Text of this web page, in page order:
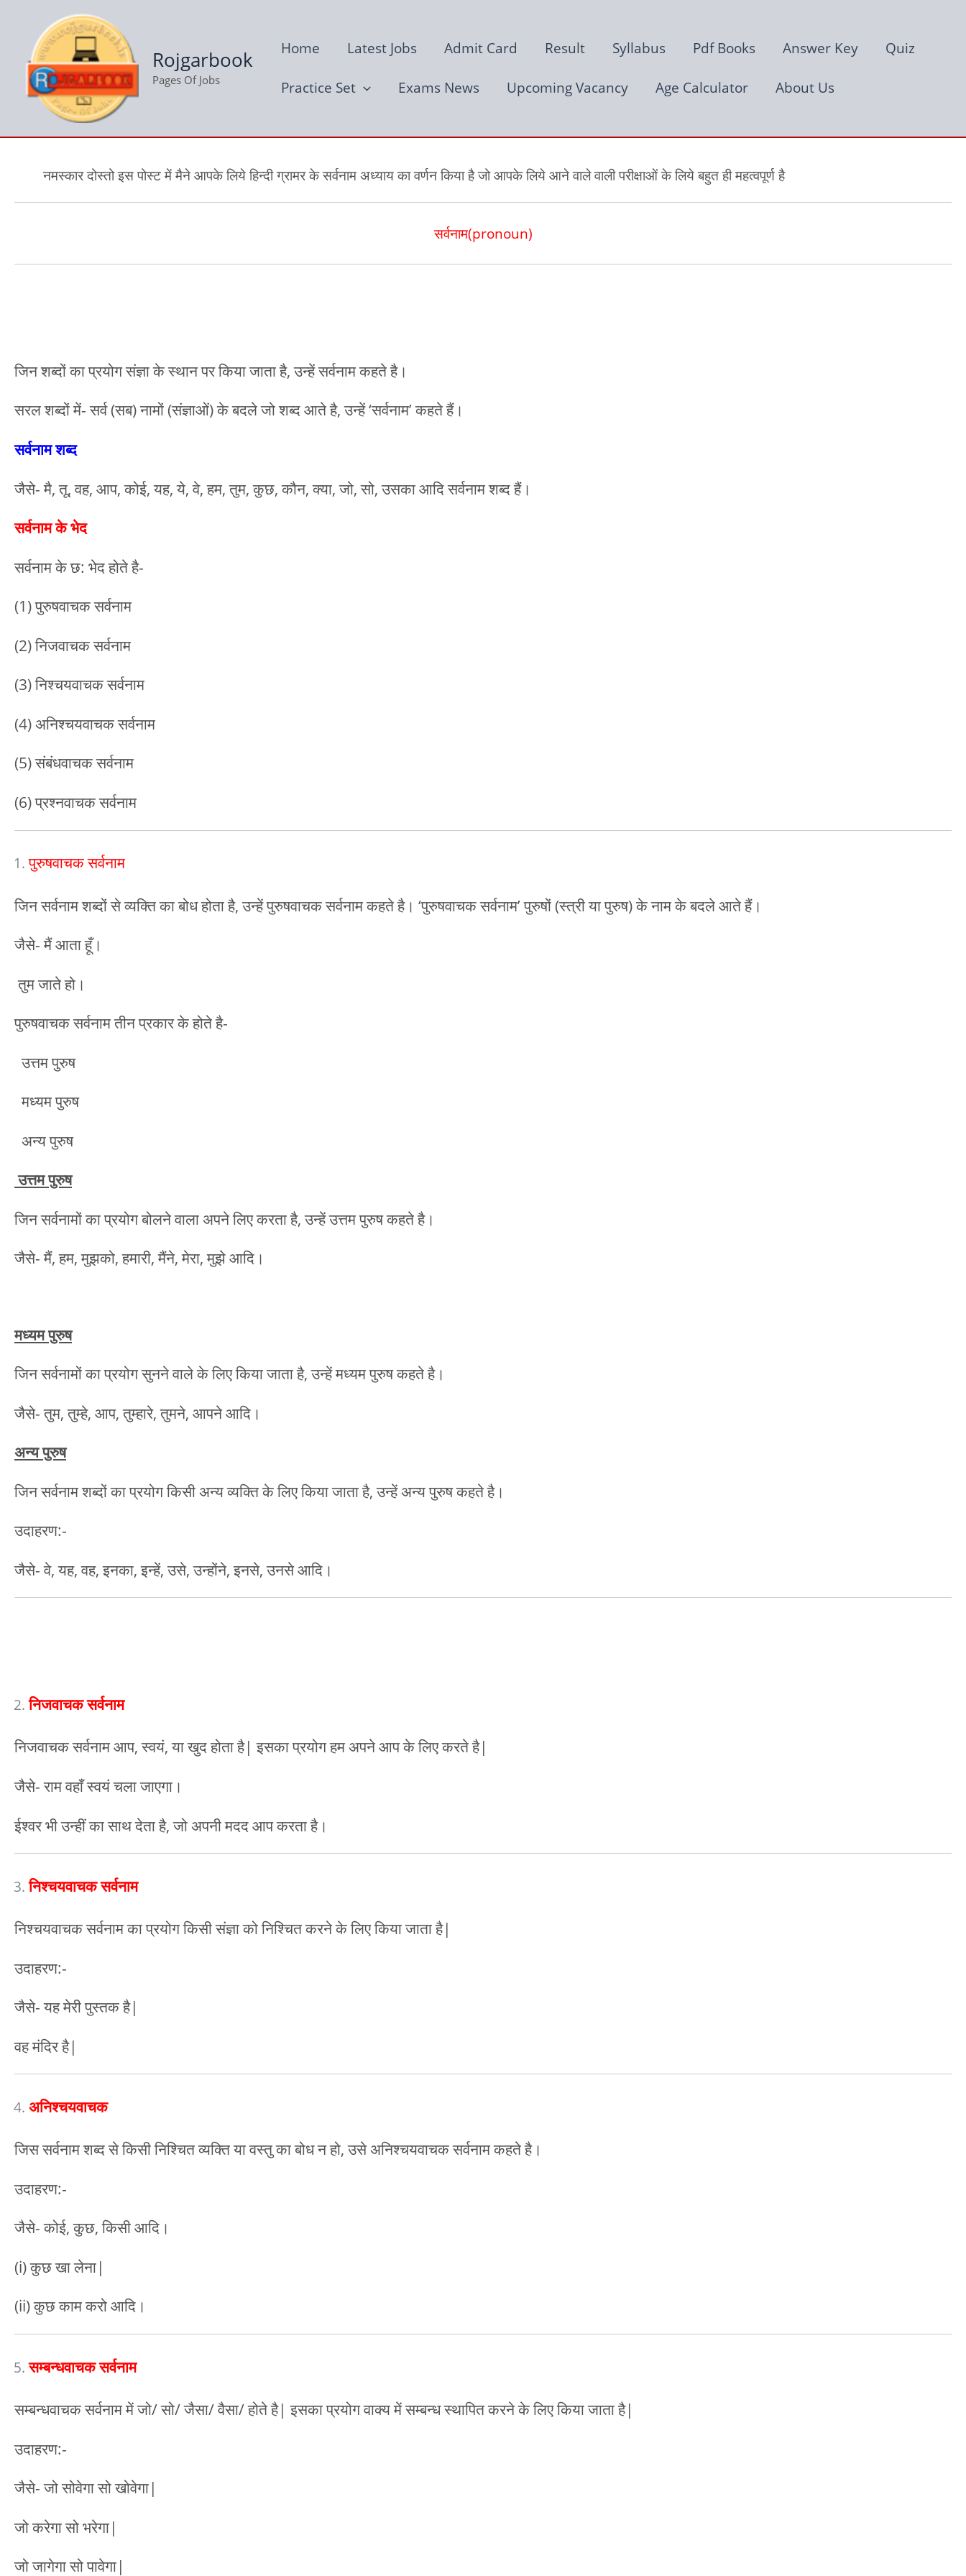
content
Rojgarbook
Pages Of Jobs
Home Latest Jobs Admit Card Result Syllabus Pdf Books Answer Key Quiz
Practice Set Exams News Upcoming Vacancy Age Calculator About Us
नमस्कार दोस्तो इस पोस्ट में मैने आपके लिये हिन्दी ग्रामर के सर्वनाम अध्याय का वर्णन किया है जो आपके लिये आने वाले वाली परीक्षाओं के लिये बहुत ही महत्वपूर्ण है
सर्वनाम(pronoun)
जिन शब्दों का प्रयोग संज्ञा के स्थान पर किया जाता है, उन्हें सर्वनाम कहते है।
सरल शब्दों में- सर्व (सब) नामों (संज्ञाओं) के बदले जो शब्द आते है, उन्हें ‘सर्वनाम’ कहते हैं।
सर्वनाम शब्द
जैसे- मै, तू, वह, आप, कोई, यह, ये, वे, हम, तुम, कुछ, कौन, क्या, जो, सो, उसका आदि सर्वनाम शब्द हैं।
सर्वनाम के भेद
सर्वनाम के छ: भेद होते है-
(1) पुरुषवाचक सर्वनाम
(2) निजवाचक सर्वनाम
(3) निश्चयवाचक सर्वनाम
(4) अनिश्चयवाचक सर्वनाम
(5) संबंधवाचक सर्वनाम
(6) प्रश्नवाचक सर्वनाम
पुरुषवाचक सर्वनाम
जिन सर्वनाम शब्दों से व्यक्ति का बोध होता है, उन्हें पुरुषवाचक सर्वनाम कहते है। ‘पुरुषवाचक सर्वनाम’ पुरुषों (स्त्री या पुरुष) के नाम के बदले आते हैं।
जैसे- मैं आता हूँ।
तुम जाते हो।
पुरुषवाचक सर्वनाम तीन प्रकार के होते है-
उत्तम पुरुष
मध्यम पुरुष
अन्य पुरुष
उत्तम पुरुष
जिन सर्वनामों का प्रयोग बोलने वाला अपने लिए करता है, उन्हें उत्तम पुरुष कहते है।
जैसे- मैं, हम, मुझको, हमारी, मैंने, मेरा, मुझे आदि।
मध्यम पुरुष
जिन सर्वनामों का प्रयोग सुनने वाले के लिए किया जाता है, उन्हें मध्यम पुरुष कहते है।
जैसे- तुम, तुम्हे, आप, तुम्हारे, तुमने, आपने आदि।
अन्य पुरुष
जिन सर्वनाम शब्दों का प्रयोग किसी अन्य व्यक्ति के लिए किया जाता है, उन्हें अन्य पुरुष कहते है।
उदाहरण:-
जैसे- वे, यह, वह, इनका, इन्हें, उसे, उन्होंने, इनसे, उनसे आदि।
निजवाचक सर्वनाम
निजवाचक सर्वनाम आप, स्वयं, या खुद होता है| इसका प्रयोग हम अपने आप के लिए करते है|
जैसे- राम वहाँ स्वयं चला जाएगा।
ईश्वर भी उन्हीं का साथ देता है, जो अपनी मदद आप करता है।
निश्चयवाचक सर्वनाम
निश्चयवाचक सर्वनाम का प्रयोग किसी संज्ञा को निश्चित करने के लिए किया जाता है|
उदाहरण:-
जैसे- यह मेरी पुस्तक है|
वह मंदिर है|
अनिश्चयवाचक
जिस सर्वनाम शब्द से किसी निश्चित व्यक्ति या वस्तु का बोध न हो, उसे अनिश्चयवाचक सर्वनाम कहते है।
उदाहरण:-
जैसे- कोई, कुछ, किसी आदि।
(i) कुछ खा लेना|
(ii) कुछ काम करो आदि।
सम्बन्धवाचक सर्वनाम
सम्बन्धवाचक सर्वनाम में जो/ सो/ जैसा/ वैसा/ होते है| इसका प्रयोग वाक्य में सम्बन्ध स्थापित करने के लिए किया जाता है|
उदाहरण:-
जैसे- जो सोवेगा सो खोवेगा|
जो करेगा सो भरेगा|
जो जागेगा सो पावेगा|